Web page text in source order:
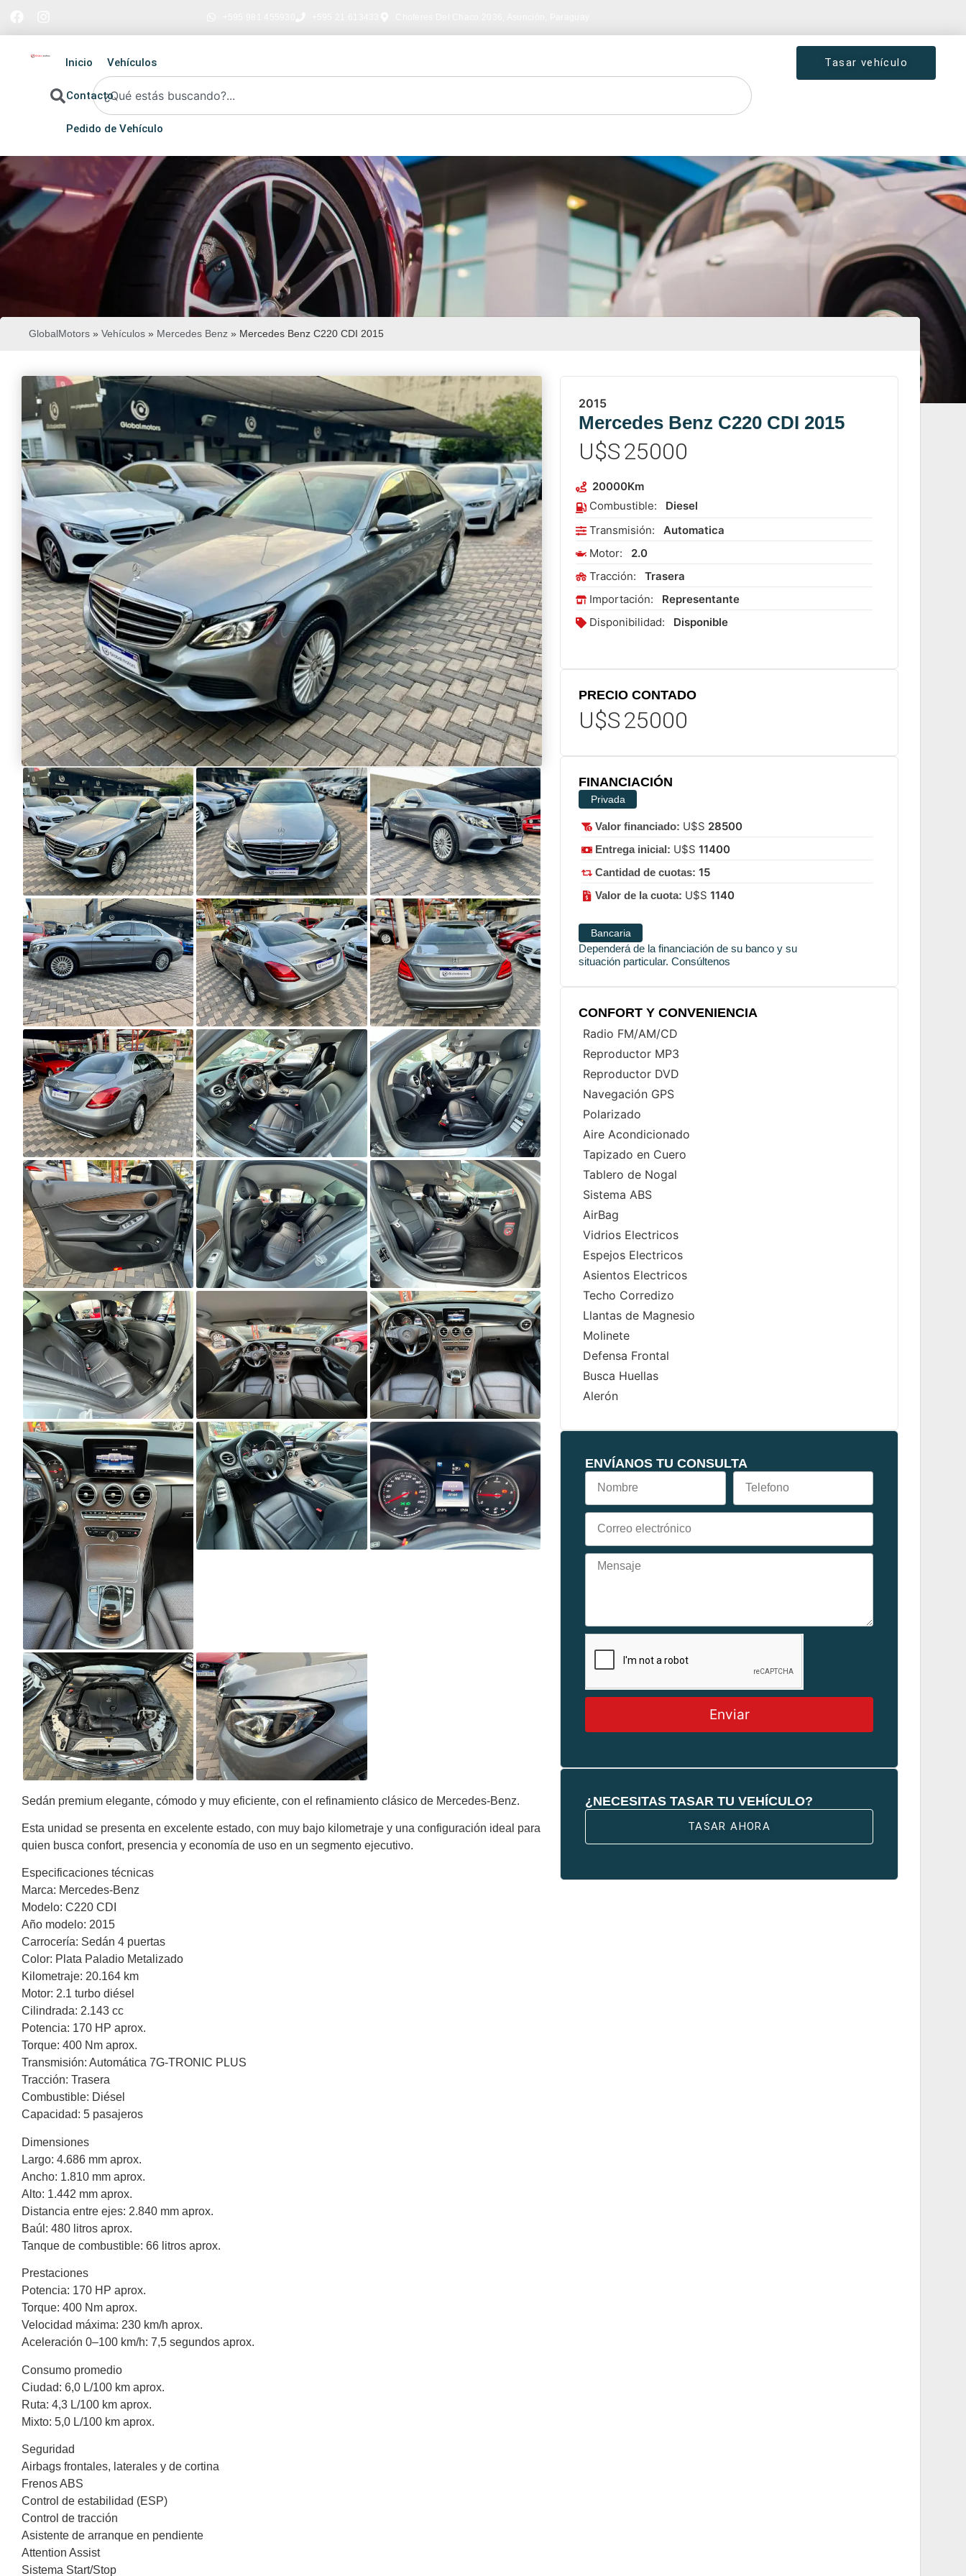
Inicio Vehículos
Contacto
Pedido de Vehículo
Tasar vehículo
GlobalMotors » Vehículos » Mercedes Benz » Mercedes Benz C220 CDI 2015
Sedán premium elegante, cómodo y muy eficiente, con el refinamiento clásico de Mercedes-Benz.
Esta unidad se presenta en excelente estado, con muy bajo kilometraje y una configuración ideal para
quien busca confort, presencia y economía de uso en un segmento ejecutivo.
Especificaciones técnicas
Marca: Mercedes-Benz
Modelo: C220 CDI
Año modelo: 2015
Carrocería: Sedán 4 puertas
Color: Plata Paladio Metalizado
Kilometraje: 20.164 km
Motor: 2.1 turbo diésel
Cilindrada: 2.143 cc
Potencia: 170 HP aprox.
Torque: 400 Nm aprox.
Transmisión: Automática 7G-TRONIC PLUS
Tracción: Trasera
Combustible: Diésel
Capacidad: 5 pasajeros
Dimensiones
Largo: 4.686 mm aprox.
Ancho: 1.810 mm aprox.
Alto: 1.442 mm aprox.
Distancia entre ejes: 2.840 mm aprox.
Baúl: 480 litros aprox.
Tanque de combustible: 66 litros aprox.
Prestaciones
Potencia: 170 HP aprox.
Torque: 400 Nm aprox.
Velocidad máxima: 230 km/h aprox.
Aceleración 0–100 km/h: 7,5 segundos aprox.
Consumo promedio
Ciudad: 6,0 L/100 km aprox.
Ruta: 4,3 L/100 km aprox.
Mixto: 5,0 L/100 km aprox.
Seguridad
Airbags frontales, laterales y de cortina
Frenos ABS
Control de estabilidad (ESP)
Control de tracción
Asistente de arranque en pendiente
Attention Assist
Sistema Start/Stop
2015
Mercedes Benz C220 CDI 2015
U$S25000
20000Km
Combustible:
Diesel
Transmisión:
Automatica
Motor:
2.0
Tracción:
Trasera
Importación:
Representante
Disponibilidad:
Disponible
PRECIO CONTADO
U$S25000
FINANCIACIÓN
Privada
Valor financiado: U$S 28500
Entrega inicial: U$S 11400
Cantidad de cuotas: 15
Valor de la cuota: U$S 1140
Bancaria
Dependerá de la financiación de su banco y su
situación particular. Consúltenos
CONFORT Y CONVENIENCIA
Radio FM/AM/CD
Reproductor MP3
Reproductor DVD
Navegación GPS
Polarizado
Aire Acondicionado
Tapizado en Cuero
Tablero de Nogal
Sistema ABS
AirBag
Vidrios Electricos
Espejos Electricos
Asientos Electricos
Techo Corredizo
Llantas de Magnesio
Molinete
Defensa Frontal
Busca Huellas
Alerón
ENVÍANOS TU CONSULTA
Enviar
¿NECESITAS TASAR TU VEHÍCULO?
TASAR AHORA